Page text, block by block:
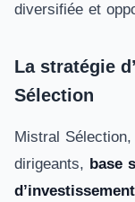
diversifiée et
La stratégie
Sélection
Mistral
dirigeants, base